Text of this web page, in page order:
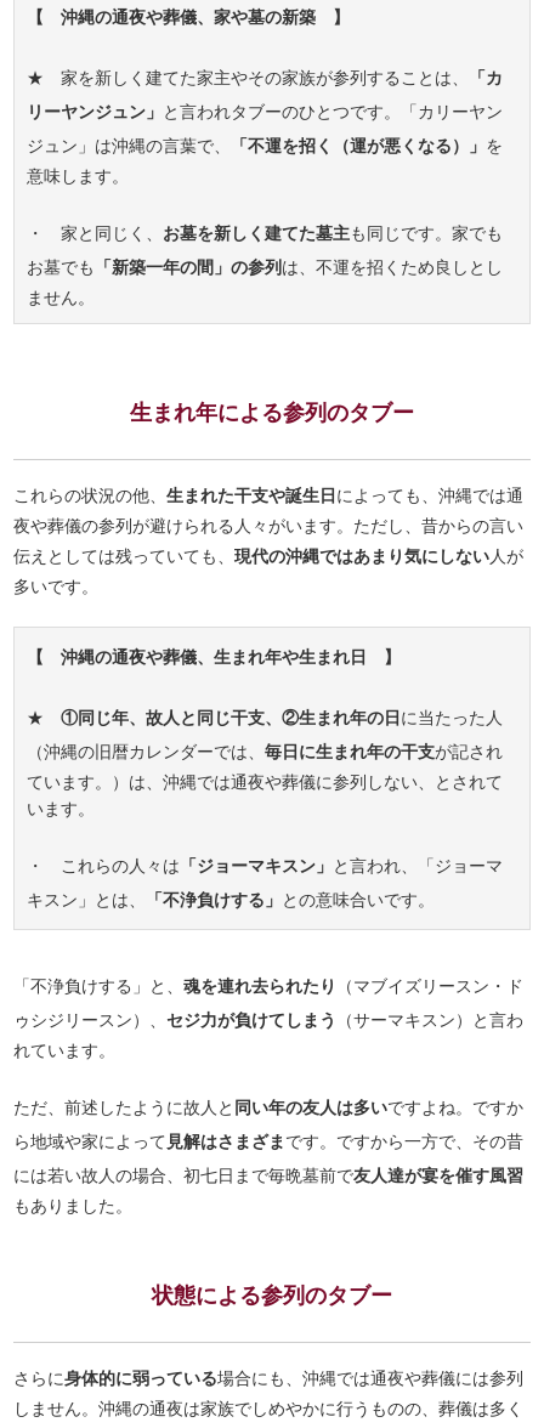
【 沖縄の通夜や葬儀、家や墓の新築 】
★ 家を新しく建てた家主やその家族が参列することは、
「カ
リーヤンジュン」 と言われタブーのひとつです。「カリーヤン
ジュン」は沖縄の言葉で、
「不運を招く（運が悪くなる）」 を
意味します。
・ 家と同じく、 お墓を新しく建てた墓主も同じです。家でも
お墓でも
「新築一年の間」の参列 は、不運を招くため良しとし
ません。
生まれ年による参列のタブー
これらの状況の他、生まれた干支や誕生日 によっても、沖縄では通
夜や葬儀の参列が避けられる人々がいます。ただし、昔からの言い
伝えとしては残っていても、現代の沖縄ではあまり気にしない人が
多いです。
【 沖縄の通夜や葬儀、生まれ年や生まれ日 】
★①同じ年、故人と同じ干支、②生まれ年の日 に当たった人
（沖縄の旧暦カレンダーでは、毎日に生まれ年の干支が記され
ています。）は、沖縄では通夜や葬儀に参列しない、とされて
います。
・ これらの人々は 「ジョーマキスン」 と言われ、「ジョーマ
キスン」とは、
「不浄負けする」 との意味合いです。
「不浄負けする」と、魂を連れ去られたり
（マブイズリースン・ド
ゥシジリースン）、セジ力が負けてしまう
（サーマキスン）と言わ
れています。
ただ、前述したように故人と 同い年の友人は多いですよね。ですか
ら地域や家によって見解はさまざまです。ですから一方で、その昔
には若い故人の場合、初七日まで毎晩墓前で友人達が宴を催す風習
もありました。
状態による参列のタブー
さらに身体的に弱っている場合にも、沖縄では通夜や葬儀には参列
しません。沖縄の通夜は家族でしめやかに行うものの、葬儀は多く